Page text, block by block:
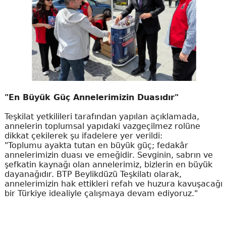
"En Büyük Güç Annelerimizin Duasıdır"
Teşkilat yetkilileri tarafından yapılan açıklamada,
annelerin toplumsal yapıdaki vazgeçilmez rolüne
dikkat çekilerek şu ifadelere yer verildi:
"Toplumu ayakta tutan en büyük güç; fedakâr
annelerimizin duası ve emeğidir. Sevginin, sabrın ve
şefkatin kaynağı olan annelerimiz, bizlerin en büyük
dayanağıdır. BTP Beylikdüzü Teşkilatı olarak,
annelerimizin hak ettikleri refah ve huzura kavuşacağı
bir Türkiye idealiyle çalışmaya devam ediyoruz."